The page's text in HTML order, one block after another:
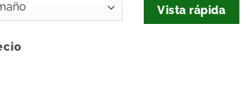
Vista rápida